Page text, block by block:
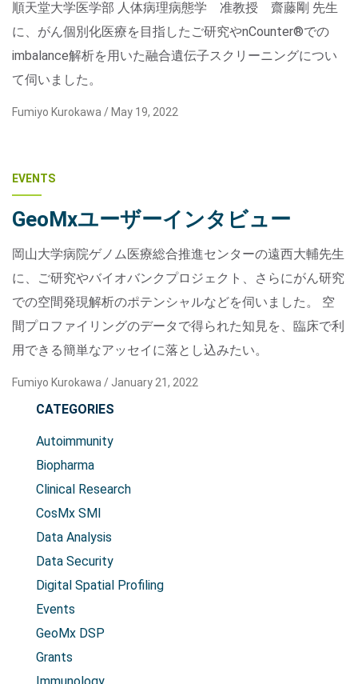
順天堂大学医学部 人体病理病態学 准教授 齋藤剛 先生
に、がん個別化医療を目指したご研究やnCounter®での
imbalance解析を用いた融合遺伝子スクリーニングについ
て伺いました。
Fumiyo Kurokawa /May 19, 2022
EVENTS
GeoMxユーザーインタビュー
岡山大学病院ゲノム医療総合推進センターの遠西大輔先生
に、ご研究やバイオバンクプロジェクト、さらにがん研究
での空間発現解析のポテンシャルなどを伺いました。 空
間プロファイリングのデータで得られた知見を、臨床で利
用できる簡単なアッセイに落とし込みたい。
Fumiyo Kurokawa / January 21, 2022
CATEGORIES
Autoimmunity
Biopharma
Clinical Research
CosMx SMI
Data Analysis
Data Security
Digital Spatial Profiling
Events
GeoMx DSP
Grants
Immunology